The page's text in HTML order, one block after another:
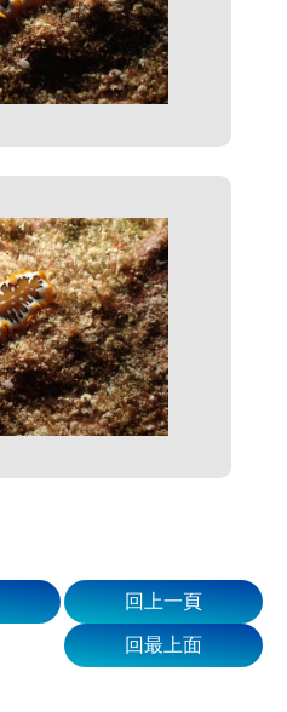
回上一頁
回最上面